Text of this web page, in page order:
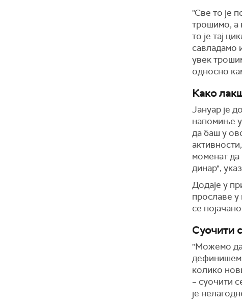
"Све то је
трошимо, а
то је тај
савладамо
увек
односно
Како
Јануар је
напомиње
да баш у
моменатда
динар",
Додаје у
прославе у
се
Суочити
"Можемо
колико
– суочити
је